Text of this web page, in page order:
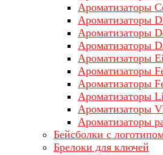
Ароматизаторы
Ароматизаторы
Ароматизаторы
Ароматизаторы
Ароматизаторы
Ароматизаторы
Ароматизаторы
Ароматизаторы
Ароматизаторы
Ароматизаторы
Бейсболки с
Брелоки для ключей